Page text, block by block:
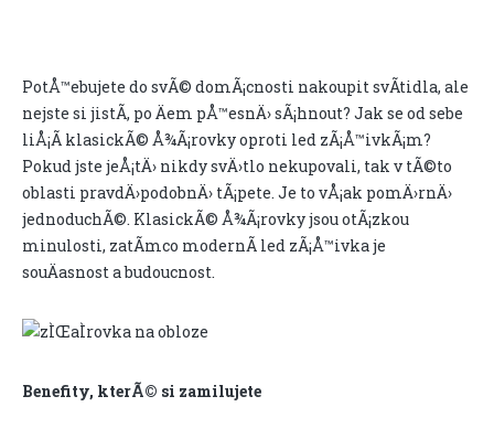
PotÅ™ebujete do svÃ© domÃ¡cnosti nakoupit svÃ­tidla, ale
nejste si jistÃ­, po Äem pÅ™esnÄ› sÃ¡hnout? Jak se od sebe
liÅ¡Ã­ klasickÃ© Å¾Ã¡rovky oproti led zÃ¡Å™ivkÃ¡m?
Pokud jste jeÅ¡tÄ› nikdy svÄ›tlo nekupovali, tak v tÃ©to
oblasti pravdÄ›podobnÄ› tÃ¡pete. Je to vÅ¡ak pomÄ›rnÄ›
jednoduchÃ©. KlasickÃ© Å¾Ã¡rovky jsou otÃ¡zkou
minulosti, zatÃ­mco modernÃ­ led zÃ¡Å™ivkaje
souÄasnost a budoucnost.
Benefity, kterÃ© si zamilujete